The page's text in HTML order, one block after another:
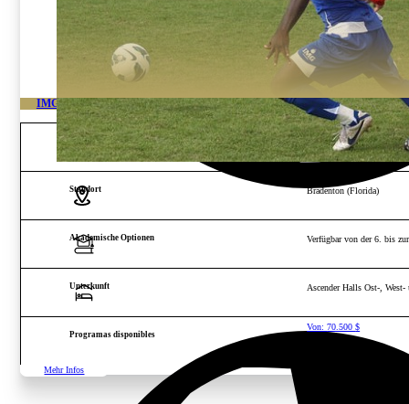
IMG FLORIDA HOCHLEISTUNGS-FUSSBALLAKADEMIE
Alter und Geschlecht Jungen und Mädchen von
Standort Bradenton (Florida)
Akademische Optionen Verfügbar von der 6. bis
Unterkunft Ascender Halls Ost-, West-
Programas disponibles
Von:70.500$
Mehr Infos